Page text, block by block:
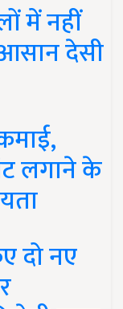
में नहीं
देसी
लगाने के
दो नए